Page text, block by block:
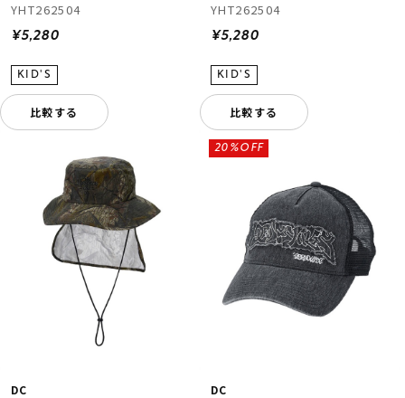
YHT262504
¥5,280
比較する
YHT262504
¥5,280
比較する
DC DC
20%OFF